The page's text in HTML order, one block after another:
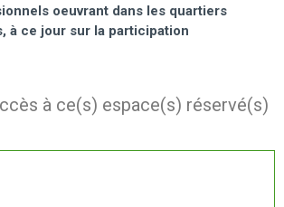
oeuvrant dans les quartiers
à ce jour sur la participation
à ce(s) espace(s) réservé(s)